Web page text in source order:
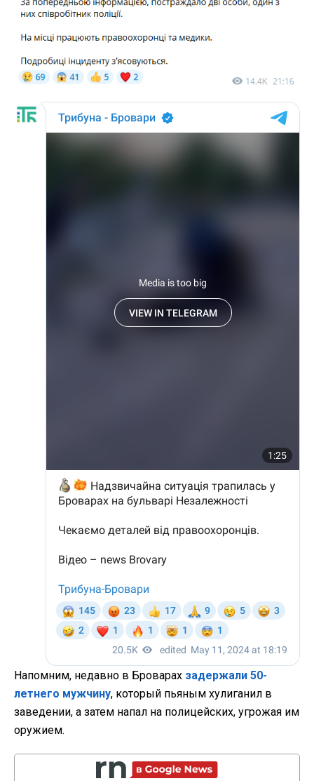
Напомним, недавно в Броварах задержали 50-
летнего мужчину, который пьяным хулиганил в
заведении, а затем напал на полицейских, угрожая им
оружием.